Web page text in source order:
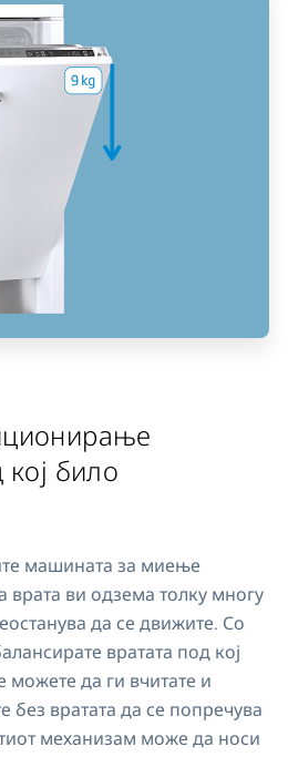
кој било
машината за миење
врата ви одзема толку многу
да се движите. Со
вратата под кој
можете да ги вчитате и
без вратата да се попречува
механизам може да носи